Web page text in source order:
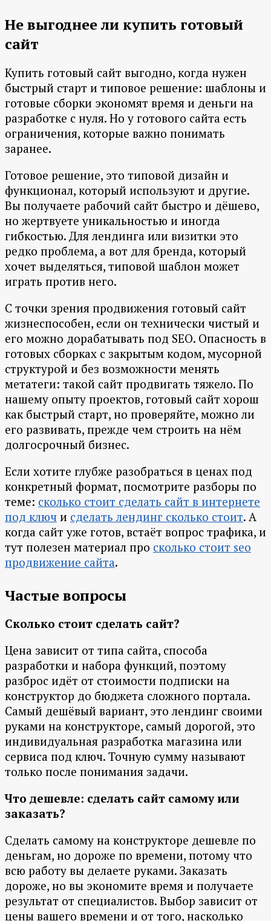
Не выгоднее ли купить готовый
сайт
Купить готовый сайт выгодно, когда нужен
быстрый старт и типовое решение: шаблоны и
готовые сборки экономят время и деньги на
разработке с нуля. Но у готового сайта есть
ограничения, которые важно понимать
заранее.
Готовое решение, это типовой дизайн и
функционал, который используют и другие.
Вы получаете рабочий сайт быстро и дёшево,
но жертвуете уникальностью и иногда
гибкостью. Для лендинга или визитки это
редко проблема, а вот для бренда, который
хочет выделяться, типовой шаблон может
играть против него.
С точки зрения продвижения готовый сайт
жизнеспособен, если он технически чистый и
его можно дорабатывать под SEO. Опасность в
готовых сборках с закрытым кодом, мусорной
структурой и без возможности менять
метатеги: такой сайт продвигать тяжело. По
нашему опыту проектов, готовый сайт хорош
как быстрый старт, но проверяйте, можно ли
его развивать, прежде чем строить на нём
долгосрочный бизнес.
Если хотите глубже разобраться в ценах под
конкретный формат, посмотрите разборы по
теме: сколько стоит сделать сайт в интернете
под ключ и сделать лендинг сколько стоит. А
когда сайт уже готов, встаёт вопрос трафика, и
тут полезен материал про сколько стоит seo
продвижение сайта.
Частые вопросы
Сколько стоит сделать сайт?
Цена зависит от типа сайта, способа
разработки и набора функций, поэтому
разброс идёт от стоимости подписки на
конструктор до бюджета сложного портала.
Самый дешёвый вариант, это лендинг своими
руками на конструкторе, самый дорогой, это
индивидуальная разработка магазина или
сервиса под ключ. Точную сумму называют
только после понимания задачи.
Что дешевле: сделать сайт самому или
заказать?
Сделать самому на конструкторе дешевле по
деньгам, но дороже по времени, потому что
всю работу вы делаете руками. Заказать
дороже, но вы экономите время и получаете
результат от специалистов. Выбор зависит от
цены вашего времени и от того, насколько